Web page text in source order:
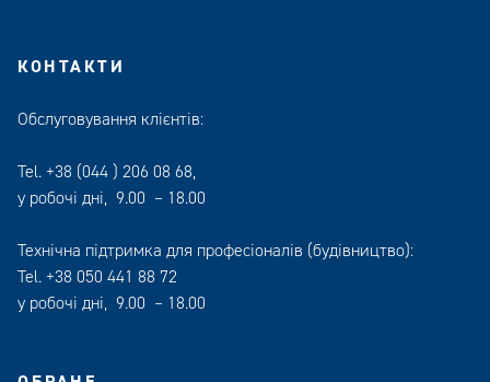
КОНТАКТИ
Обслуговування клієнтів:
Tel. +38 (044 ) 206 08 68,
у робочі дні, 9.00 – 18.00
Технічна підтримка для професіоналів (будівництво):
Tel. +38 050 441 88 72
у робочі дні, 9.00 – 18.00